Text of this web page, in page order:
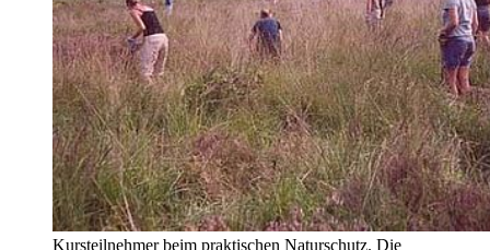
Kursteilnehmer beim praktischen Naturschutz. Die